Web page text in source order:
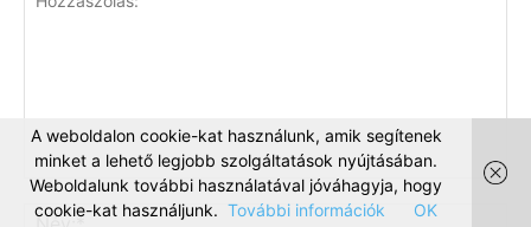
A weboldalon cookie-kat használunk, amik segítenek
minket a lehető legjobb szolgáltatások nyújtásában.
Weboldalunk további használatával jóváhagyja, hogy
cookie-kat használjunk. További információk OK